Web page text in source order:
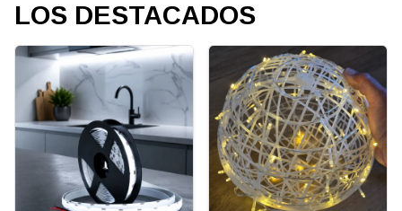
LOS DESTACADOS